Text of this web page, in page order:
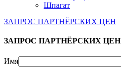
Шпагат
ЗАПРОС ПАРТНЁРСКИХ ЦЕН
ЗАПРОС ПАРТНЁРСКИХ ЦЕН
Имя